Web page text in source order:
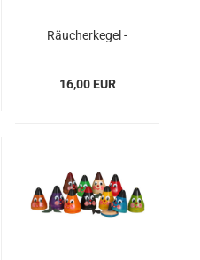
Räucherkegel -
16,00 EUR